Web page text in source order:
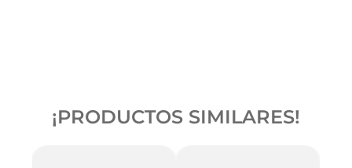
¡PRODUCTOS SIMILARES!